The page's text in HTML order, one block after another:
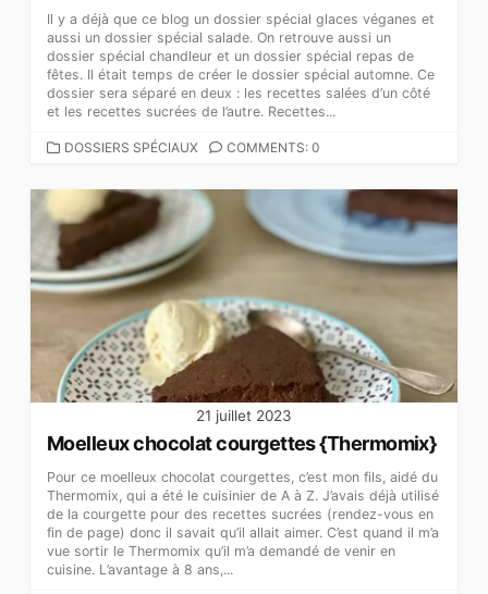
Il y a déjà que ce blog un dossier spécial glaces véganes et
aussi un dossier spécial salade. On retrouve aussi un
dossier spécial chandleur et un dossier spécial repas de
fêtes. Il était temps de créer le dossier spécial automne. Ce
dossier sera séparé en deux : les recettes salées d’un côté
et les recettes sucrées de l’autre. Recettes...
CATEGORIES
DOSSIERS SPÉCIAUX COMMENTS: 0
21 juillet 2023
Moelleux chocolat courgettes {Thermomix}
Pour ce moelleux chocolat courgettes, c’est mon fils, aidé du
Thermomix, qui a été le cuisinier de A à Z. J’avais déjà utilisé
de la courgette pour des recettes sucrées (rendez-vous en
fin de page) donc il savait qu’il allait aimer. C’est quand il m’a
vue sortir le Thermomix qu’il m’a demandé de venir en
cuisine. L’avantage à 8 ans,...